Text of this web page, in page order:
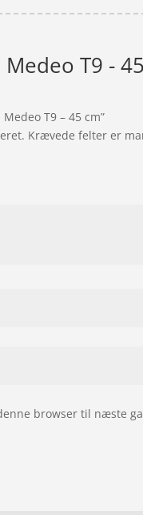
Medeo T9 -
T9 – 45 cm”
Krævede felter er
browser til næste